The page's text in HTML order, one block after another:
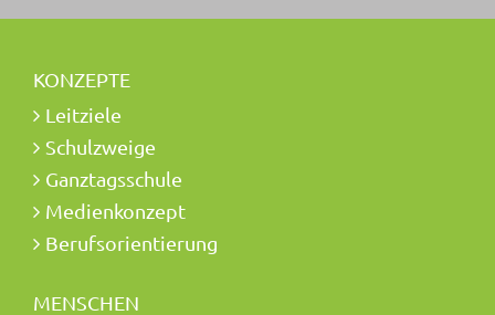
KONZEPTE
Leitziele
Schulzweige
Ganztagsschule
Medienkonzept
Berufsorientierung
MENSCHEN